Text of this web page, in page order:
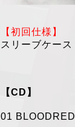
【初回仕様】
スリーブケース
【CD】
01 BLOODRED